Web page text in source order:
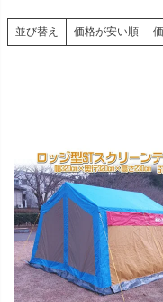
並び替え 価格が安い順